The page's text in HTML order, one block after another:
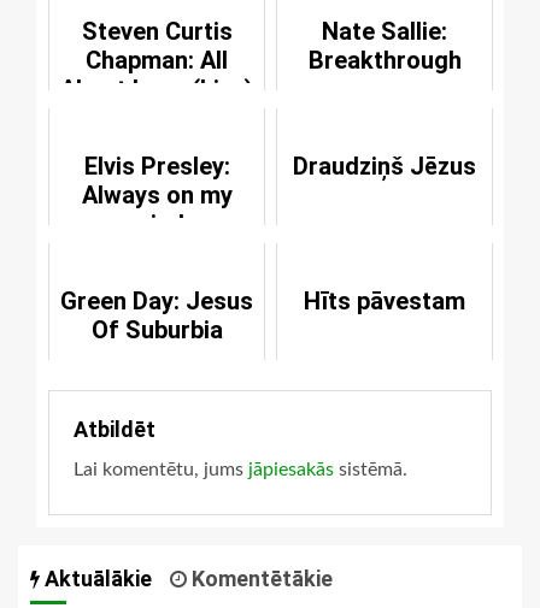
Steven Curtis
Chapman: All
About Love (Live)
Nate Sallie:
Breakthrough
Elvis Presley:
Always on my
mind
Draudziņš Jēzus
Green Day: Jesus
Of Suburbia
Hīts pāvestam
Atbildēt
Lai komentētu, jums jāpiesakās sistēmā.
Aktuālākie Komentētākie